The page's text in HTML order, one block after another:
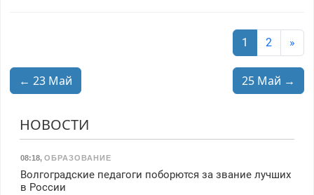
1 2 »
← 23 Май 25 Май →
НОВОСТИ
08:18, ОБРАЗОВАНИЕ
Волгоградские педагоги поборются за звание лучших
в России